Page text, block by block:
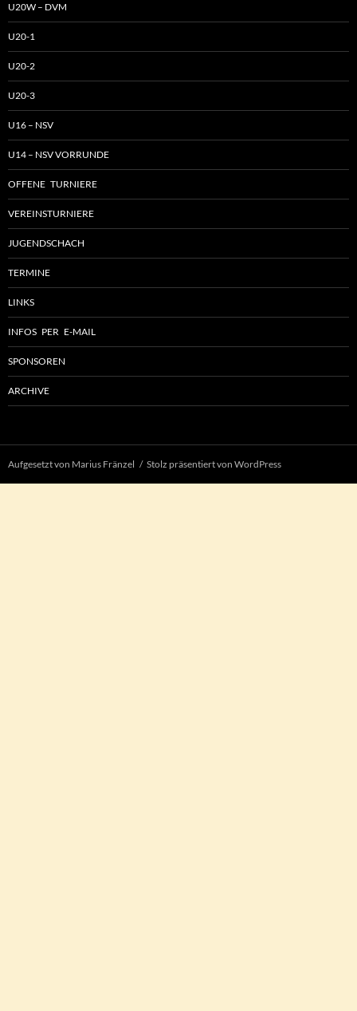
U20W – DVM
U20-1
U20-2
U20-3
U16 – NSV
U14 – NSV VORRUNDE
OFFENE TURNIERE
VEREINSTURNIERE
JUGENDSCHACH
TERMINE
LINKS
INFOS PER E-MAIL
SPONSOREN
ARCHIVE
Aufgesetzt von Marius Fränzel Stolz präsentiert von WordPress